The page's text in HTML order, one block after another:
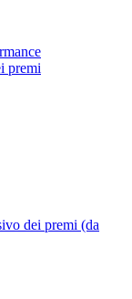
premi
dei premi (da